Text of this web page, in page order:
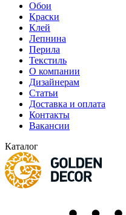
Обои
Краски
Клей
Лепнина
Перила
Текстиль
О компании
Дизайнерам
Статьи
Доставка и оплата
Контакты
Вакансии
Каталог